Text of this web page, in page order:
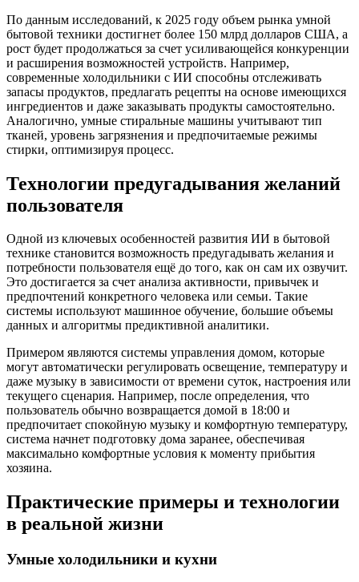
По данным исследований, к 2025 году объем рынка умной
бытовой техники достигнет более 150 млрд долларов США, а
рост будет продолжаться за счет усиливающейся конкуренции
и расширения возможностей устройств. Например,
современные холодильники с ИИ способны отслеживать
запасы продуктов, предлагать рецепты на основе имеющихся
ингредиентов и даже заказывать продукты самостоятельно.
Аналогично, умные стиральные машины учитывают тип
тканей, уровень загрязнения и предпочитаемые режимы
стирки, оптимизируя процесс.
Технологии предугадывания желаний
пользователя
Одной из ключевых особенностей развития ИИ в бытовой
технике становится возможность предугадывать желания и
потребности пользователя ещё до того, как он сам их озвучит.
Это достигается за счет анализа активности, привычек и
предпочтений конкретного человека или семьи. Такие
системы используют машинное обучение, большие объемы
данных и алгоритмы предиктивной аналитики.
Примером являются системы управления домом, которые
могут автоматически регулировать освещение, температуру и
даже музыку в зависимости от времени суток, настроения или
текущего сценария. Например, после определения, что
пользователь обычно возвращается домой в 18:00 и
предпочитает спокойную музыку и комфортную температуру,
система начнет подготовку дома заранее, обеспечивая
максимально комфортные условия к моменту прибытия
хозяина.
Практические примеры и технологии
в реальной жизни
Умные холодильники и кухни